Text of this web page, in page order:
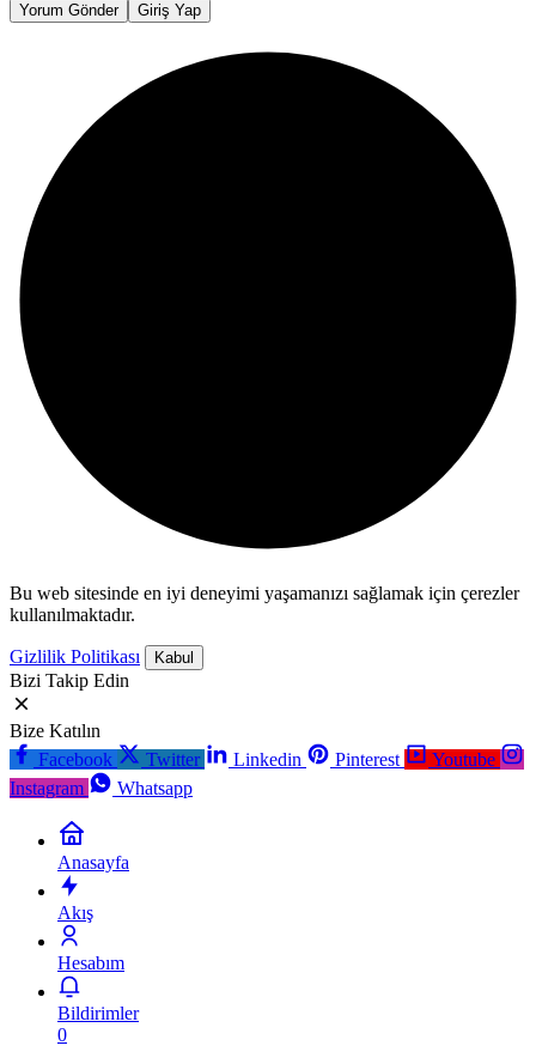
Yorum Gönder Giriş Yap
Bu web sitesinde en iyi deneyimi yaşamanızı sağlamak için çerezler
kullanılmaktadır.
Gizlilik Politikası Kabul
Bizi Takip Edin
Bize Katılın
Facebook
Twitter Linkedin Pinterest
Youtube
Instagram
Whatsapp
Anasayfa
Akış
Hesabım
Bildirimler
0